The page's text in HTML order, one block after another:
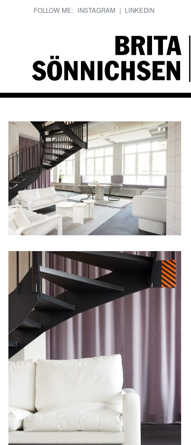
FOLLOW ME: INSTAGRAM | LINKEDIN